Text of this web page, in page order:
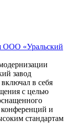
ООО «Уральский
завод
в себя
с целью
конференций и
стандартам